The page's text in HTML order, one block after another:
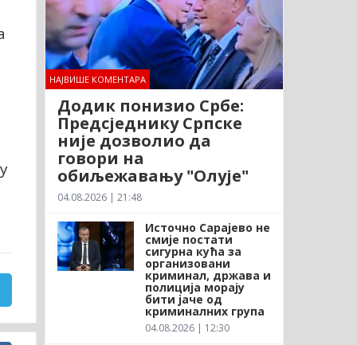
НАЈВИШЕ КОМЕНТАРА
Додик понизио Србе:
Предсједнику Српске
није дозволио да
говори на
обиљежавању "Олује"
04.08.2026 | 21:48
Источно Сарајево не
смије постати
сигурна кућа за
организовани
криминал, држава и
полиција морају
бити јаче од
криминалних група
04.08.2026 | 12:30